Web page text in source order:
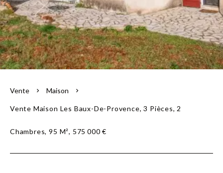
Vente Maison
Vente Maison Les Baux-De-Provence, 3 Pièces, 2
Chambres, 95 M², 575 000 €